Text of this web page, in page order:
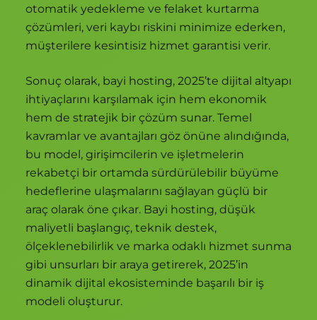
otomatik yedekleme ve felaket kurtarma
çözümleri, veri kaybı riskini minimize ederken,
müşterilere kesintisiz hizmet garantisi verir.
Sonuç olarak, bayi hosting, 2025’te dijital altyapı
ihtiyaçlarını karşılamak için hem ekonomik
hem de stratejik bir çözüm sunar. Temel
kavramlar ve avantajları göz önüne alındığında,
bu model, girişimcilerin ve işletmelerin
rekabetçi bir ortamda sürdürülebilir büyüme
hedeflerine ulaşmalarını sağlayan güçlü bir
araç olarak öne çıkar. Bayi hosting, düşük
maliyetli başlangıç, teknik destek,
ölçeklenebilirlik ve marka odaklı hizmet sunma
gibi unsurları bir araya getirerek, 2025’in
dinamik dijital ekosisteminde başarılı bir iş
modeli oluşturur.